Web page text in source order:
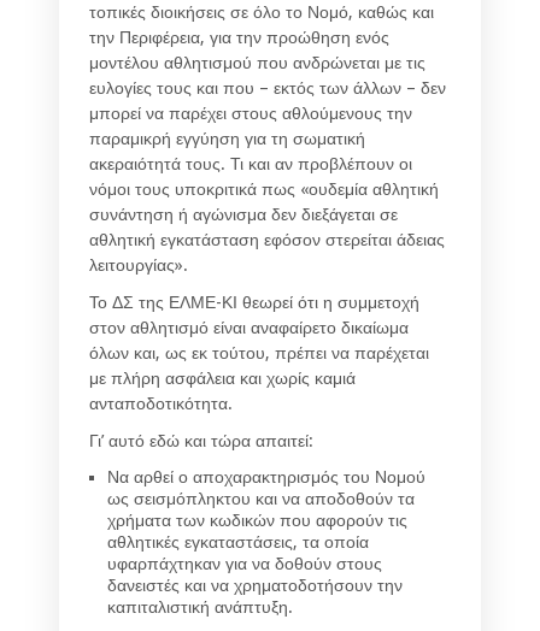
τοπικές διοικήσεις σε όλο το Νομό, καθώς και
την Περιφέρεια, για την προώθηση ενός
μοντέλου αθλητισμού που ανδρώνεται με τις
ευλογίες τους και που – εκτός των άλλων – δεν
μπορεί να παρέχει στους αθλούμενους την
παραμικρή εγγύηση για τη σωματική
ακεραιότητά τους. Τι και αν προβλέπουν οι
νόμοι τους υποκριτικά πως «ουδεμία αθλητική
συνάντηση ή αγώνισμα δεν διεξάγεται σε
αθλητική εγκατάσταση εφόσον στερείται άδειας
λειτουργίας».
Το ΔΣ της ΕΛΜΕ-ΚΙ θεωρεί ότι η συμμετοχή
στον αθλητισμό είναι αναφαίρετο δικαίωμα
όλων και, ως εκ τούτου, πρέπει να παρέχεται
με πλήρη ασφάλεια και χωρίς καμιά
ανταποδοτικότητα.
Γι’ αυτό εδώ και τώρα απαιτεί:
Να αρθεί ο αποχαρακτηρισμός του Νομού
ως σεισμόπληκτου και να αποδοθούν τα
χρήματα των κωδικών που αφορούν τις
αθλητικές εγκαταστάσεις, τα οποία
υφαρπάχτηκαν για να δοθούν στους
δανειστές και να χρηματοδοτήσουν την
καπιταλιστική ανάπτυξη.